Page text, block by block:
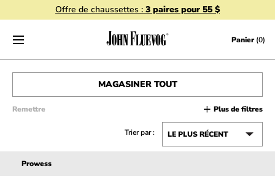
Skip to contentOffre de chaussettes : 3 paires pour 55 $
Panier(0)
MAGASINER TOUT
HOMMES
Remettre Plus de filtres
Trier par :
Prowess